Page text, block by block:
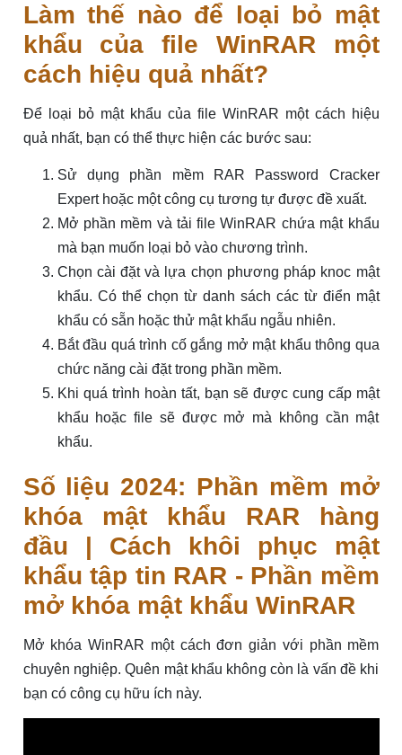
Làm thế nào để loại bỏ mật
khẩu của file WinRAR một
cách hiệu quả nhất?
Để loại bỏ mật khẩu của file WinRAR một cách hiệu
quả nhất, bạn có thể thực hiện các bước sau:
Sử dụng phần mềm RAR Password Cracker
Expert hoặc một công cụ tương tự được đề xuất.
Mở phần mềm và tải file WinRAR chứa mật khẩu
mà bạn muốn loại bỏ vào chương trình.
Chọn cài đặt và lựa chọn phương pháp knoc mật
khẩu. Có thể chọn từ danh sách các từ điển mật
khẩu có sẵn hoặc thử mật khẩu ngẫu nhiên.
Bắt đầu quá trình cố gắng mở mật khẩu thông qua
chức năng cài đặt trong phần mềm.
Khi quá trình hoàn tất, bạn sẽ được cung cấp mật
khẩu hoặc file sẽ được mở mà không cần mật
khẩu.
Số liệu 2024: Phần mềm mở
khóa mật khẩu RAR hàng
đầu | Cách khôi phục mật
khẩu tập tin RAR - Phần mềm
mở khóa mật khẩu WinRAR
Mở khóa WinRAR một cách đơn giản với phần mềm
chuyên nghiệp. Quên mật khẩu không còn là vấn đề khi
bạn có công cụ hữu ích này.